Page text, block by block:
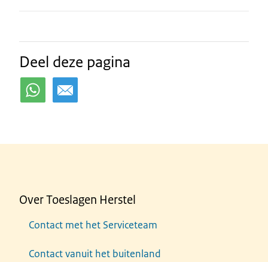
Deel deze pagina
Over Toeslagen Herstel
Contact met het Serviceteam
Contact vanuit het buitenland